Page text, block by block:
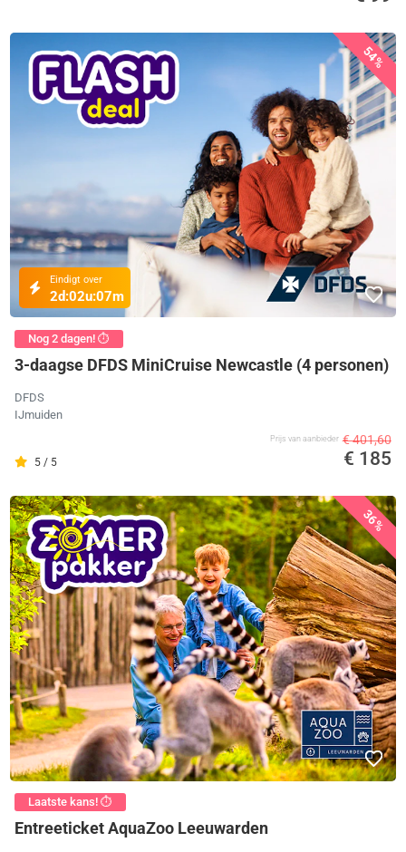
54%
Eindigt over
2d:02u:07m
Nog 2 dagen! ⏱️
3-daagse DFDS MiniCruise Newcastle (4 personen)
DFDS
IJmuiden
5 / 5
Prijs van aanbieder € 401,60
€ 185
36%
Laatste kans! ⏱️
Entreeticket AquaZoo Leeuwarden